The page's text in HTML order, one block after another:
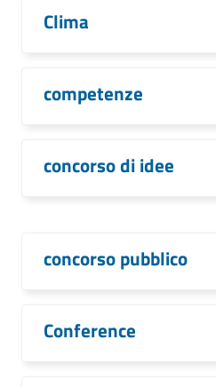
Clima
competenze
concorso di idee
concorso pubblico
Conference